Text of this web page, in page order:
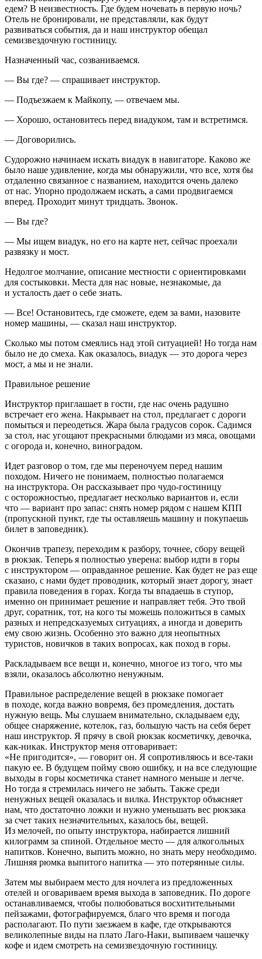
едем? В неизвестность. Где будем ночевать в первую ночь?
Отель не бронировали, не представляли, как будут
развиваться события, да и наш инструктор обещал
семизвездочную гостиницу.
Назначенный час, созваниваемся.
— Вы где? — спрашивает инструктор.
— Подъезжаем к Майкопу, — отвечаем мы.
— Хорошо, остановитесь перед виадуком, там и встретимся.
— Договорились.
Судорожно начинаем искать виадук в навигаторе. Каково же
было наше удивление, когда мы обнаружили, что все, хотя бы
отдаленно связанное с названием, находится очень далеко
от нас. Упорно продолжаем искать, а сами продвигаемся
вперед. Проходит минут тридцать. Звонок.
— Вы где?
— Мы ищем виадук, но его на карте нет, сейчас проехали
развязку и мост.
Недолгое молчание, описание местности с ориентировками
для состыковки. Места для нас новые, незнакомые, да
и усталость дает о себе знать.
— Все! Остановитесь, где сможете, едем за вами, назовите
номер машины, — сказал наш инструктор.
Сколько мы потом смеялись над этой ситуацией! Но тогда нам
было не до смеха. Как оказалось, виадук — это дорога через
мост, а мы и не знали.
Правильное решение
Инструктор приглашает в гости, где нас очень радушно
встречает его жена. Накрывает на стол, предлагает с дороги
помыться и переодеться. Жара была градусов сорок. Садимся
за стол, нас угощают прекрасными блюдами из мяса, овощами
с огорода и, конечно, виноградом.
Идет разговор о том, где мы переночуем перед нашим
походом. Ничего не понимаем, полностью полагаемся
на инструктора. Он рассказывает про чудо-гостиницу
с осторожностью, предлагает несколько вариантов и, если
что — вариант про запас: снять номер рядом с нашем КПП
(пропускной пункт, где ты оставляешь машину и покупаешь
билет в заповедник).
Окончив трапезу, переходим к разбору, точнее, сбору вещей
в рюкзак. Теперь я полностью уверена: выбор идти в горы
с инструктором — оправданное решение. Как будет не раз еще
сказано, с нами будет проводник, который знает дорогу, знает
правила поведения в горах. Когда ты впадаешь в ступор,
именно он принимает решение и направляет тебя. Это твой
друг, соратник, тот, на кого ты можешь положиться в самых
разных и непредсказуемых ситуациях, а иногда и доверить
ему свою жизнь. Особенно это важно для неопытных
туристов, новичков в таких вопросах, как поход в горы.
Раскладываем все вещи и, конечно, многое из того, что мы
взяли, оказалось абсолютно ненужным.
Правильное распределение вещей в рюкзаке помогает
в походе, когда важно вовремя, без промедления, достать
нужную вещь. Мы слушаем внимательно, складываем еду,
общее снаряжение, котелок, газ, большую часть на себя берет
наш инструктор. Я прячу в свой рюкзак косметичку, девочка,
как-никак. Инструктор меня отговаривает:
«Не пригодится», — говорит он. Я сопротивляюсь и все-таки
пакую ее. В будущем пойму свою ошибку, и на все следующие
выходы в горы косметичка станет намного меньше и легче.
Но тогда я стремилась ничего не забыть. Также среди
ненужных вещей оказалась и вилка. Инструктор объясняет
нам, что достаточно ложки и нужно уменьшать вес рюкзака
за счет таких незначительных, казалось бы, вещей.
Из мелочей, по опыту инструктора, набирается лишний
килограмм за спиной. Отдельное место — для алкогольных
напитков. Конечно, выпить можно, но знать меру необходимо.
Лишняя рюмка выпитого напитка — это потерянные силы.
Затем мы выбираем место для ночлега из предложенных
отелей и оговариваем время выхода в заповедник. По дороге
останавливаемся, чтобы полюбоваться восхитительными
пейзажами, фотографируемся, благо что время и погода
располагают. По пути заезжаем в кафе, где открываются
великолепные виды на плато Лаго-Наки, выпиваем чашечку
кофе и идем смотреть на семизвездочную гостиницу.